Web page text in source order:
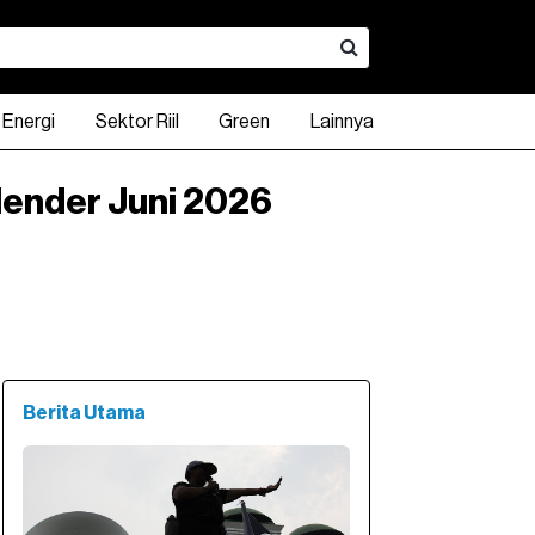
Energi Sektor Riil Green Lainnya
Juni 2026
Berita Utama